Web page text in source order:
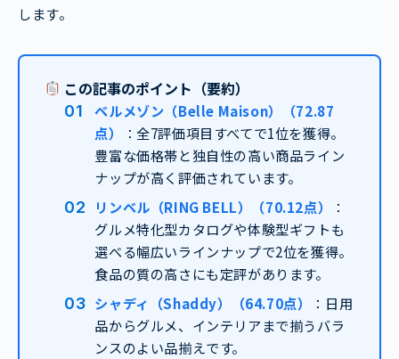
します。
この記事のポイント（要約）
ベルメゾン（Belle Maison）（72.87
点）
：全7評価項目すべてで1位を獲得。
豊富な価格帯と独自性の高い商品ライン
ナップが高く評価されています。
リンベル（RING BELL）（70.12点）
：
グルメ特化型カタログや体験型ギフトも
選べる幅広いラインナップで2位を獲得。
食品の質の高さにも定評があります。
シャディ（Shaddy）（64.70点）
：日用
品からグルメ、インテリアまで揃うバラ
ンスのよい品揃えです。